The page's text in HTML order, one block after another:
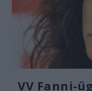
VV Fanni-